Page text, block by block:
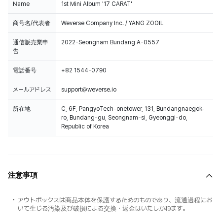
Name 1st Mini Album '17 CARAT'
商号名/代表者 Weverse Company Inc. / YANG ZOOIL
通信販売業申
告
2022-Seongnam Bundang A-0557
電話番号 +82 1544-0790
メールアドレス support@weverse.io
所在地
C, 6F, PangyoTech-onetower, 131, Bundangnaegok-
ro, Bundang-gu, Seongnam-si, Gyeonggi-do,
Republic of Korea
注意事項
アウトボックスは商品本体を保護するためのものであり、流通過程にお
いて生じる汚染及び破損による交換・返金はいたしかねます。